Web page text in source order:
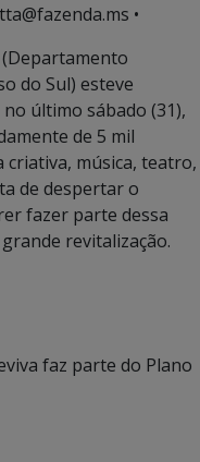
•
do Sul) esteve
último sábado (31),
de 5 mil
criativa, música, teatro,
de despertar o
fazer parte dessa
revitalização.
faz parte do Plano